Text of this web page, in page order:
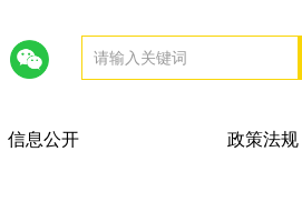
信息公开 政策法规